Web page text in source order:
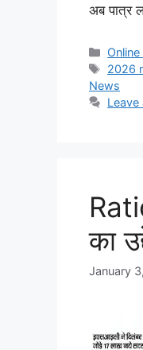
अब पात्र
Tags
2026
News
का
January